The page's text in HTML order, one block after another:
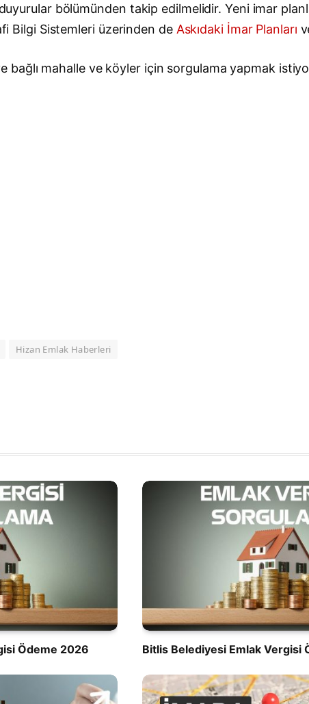
bölümünden takip edilmelidir. Yeni imar
Bilgi Sistemleri üzerinden de Askıdaki İmar Planları
bağlı mahalle ve köyler için sorgulama yapmak
Hizan Emlak Haberleri
Ödeme 2026 Bitlis Belediyesi Emlak Vergisi